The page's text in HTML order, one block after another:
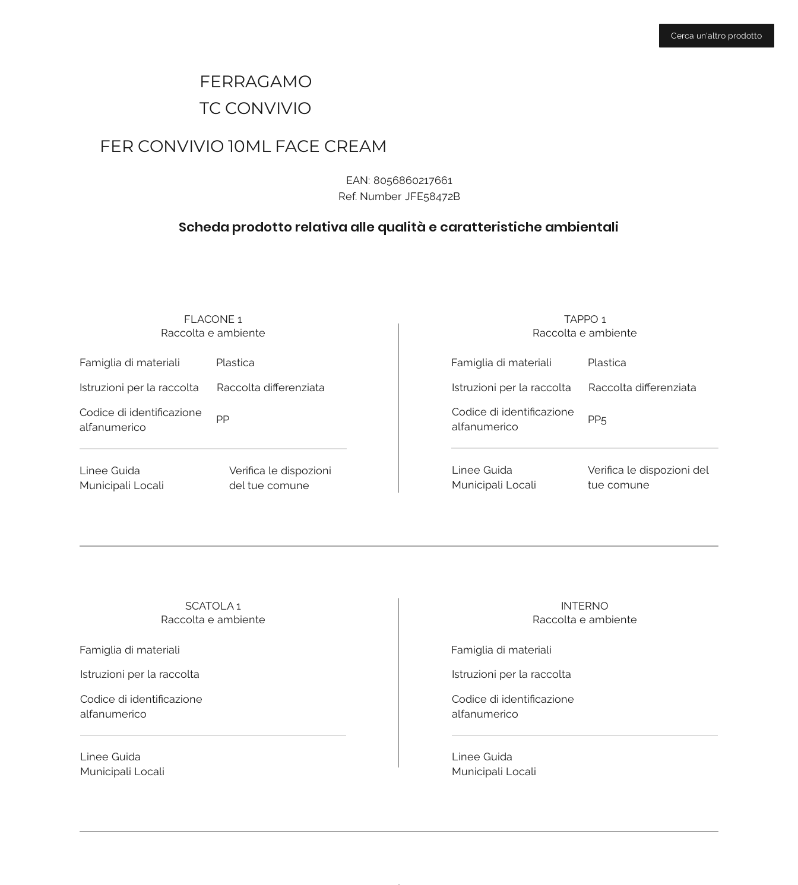
Cerca un'altro prodotto
FERRAGAMO
TC CONVIVIO
FER CONVIVIO 10ML FACE CREAM
EAN: 8056860217661
Ref. Number JFE58472B
Scheda prodotto relativa alle qualità e caratteristiche ambientali
FLACONE 1
Raccolta e ambiente
Famiglia di materiali
Istruzioni per la raccolta
Codice di identificazione
alfanumerico
Linee Guida
Municipali Locali
Plastica
Raccolta differenziata
PP
Verifica le dispozioni
del tue comune
SCATOLA 1
Raccolta e ambiente
Famiglia di materiali
Istruzioni per la raccolta
Codice di identificazione
alfanumerico
Linee Guida
Municipali Locali
TAPPO 1
Raccolta e ambiente
Famiglia di materiali
Istruzioni per la raccolta
Codice di identificazione
alfanumerico
Linee Guida
Municipali Locali
Plastica
Raccolta differenziata
PP5
Verifica le dispozioni del
tue comune
INTERNO
Raccolta e ambiente
Famiglia di materiali
Istruzioni per la raccolta
Codice di identificazione
alfanumerico
Linee Guida
Municipali Locali